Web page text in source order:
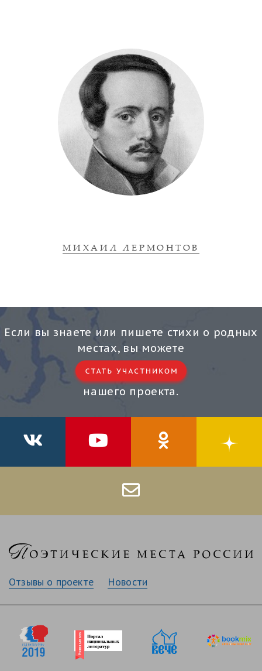
МИХАИЛ ЛЕРМОНТОВ
Если вы знаете или пишете стихи о родных
местах, вы можете
нашего проекта.
Отзывы о проекте Новости